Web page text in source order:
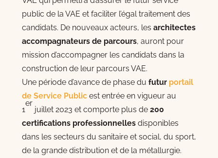
public de la VAE et faciliter l’égal traitement des
candidats. De nouveaux acteurs, les architectes
accompagnateurs de parcours, auront pour
mission d’accompagner les candidats dans la
construction de leur parcours VAE.
Une période d’avance de phase du futur portail
de Service Publicest entrée en vigueur au
1
er
juillet 2023 et comporte plus de 200
certifications professionnellesdisponibles
dans les secteurs du sanitaire et social, du sport,
de la grande distribution et de la métallurgie.